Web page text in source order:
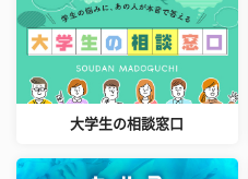
大学生の相談窓口